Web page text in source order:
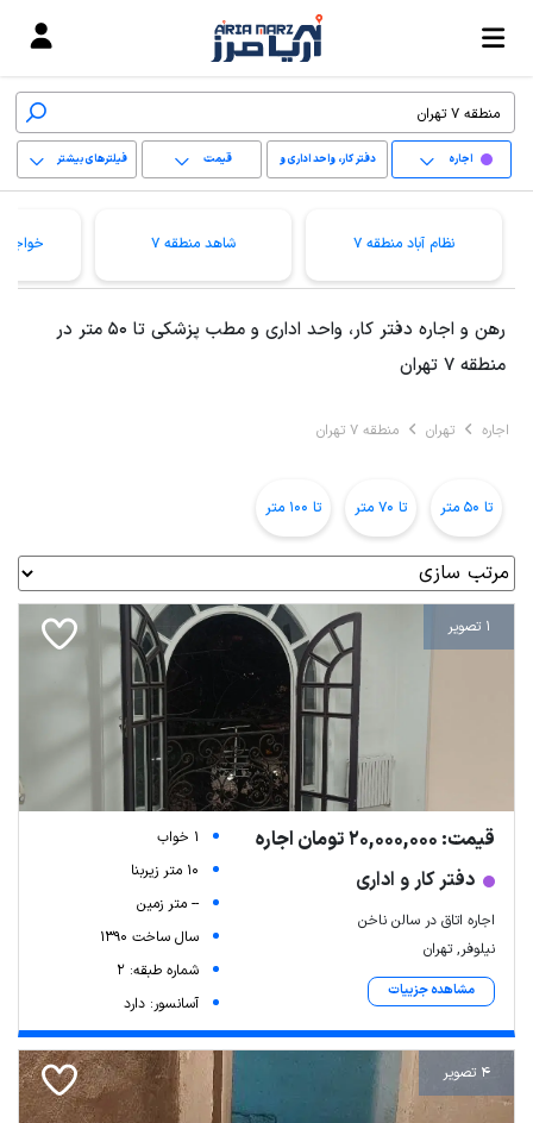
اجاره دفتر کار، واحد اداری و
مطب پزشکی
قیمت فیلترهای بیشتر
پاک کردن محدوده
نظام آباد منطقه 7 شاهد منطقه 7 خواجه
رهن و اجاره دفتر کار، واحد اداری و مطب پزشکی تا 50 متر در
منطقه 7 تهران
اجاره تهران منطقه 7 تهران
تا 50 متر تا 70 متر تا 100 متر
1 تصویر
قیمت: 20,000,000 تومان اجاره
دفتر کار و اداری
اجاره اتاق در سالن ناخن
نیلوفر, تهران
مشاهده جزییات
1 خواب
10 متر زیربنا
-- متر زمین
سال ساخت 1390
شماره طبقه: 2
آسانسور: دارد
4 تصویر